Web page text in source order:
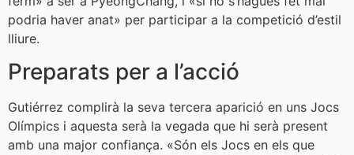
podria haver anat» per participar a la competició d’estil
lliure.
Preparats per a l’acció
Gutiérrez complirà la seva tercera aparició en uns Jocs
Olímpics i aquesta serà la vegada que hi serà present
amb una major confiança. «Són els Jocs en els que